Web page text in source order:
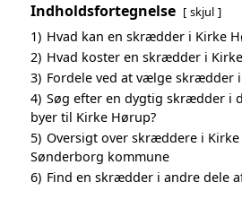
Indholdsfortegnelse skjul
1) Hvad kan en skrædder i Kirke
2) Hvad koster en skrædder i
3) Fordele ved at vælge skrædder
4) Søg efter en dygtig skrædder i
byer til Kirke Hørup?
5) Oversigt over skræddere i
Sønderborg kommune
6) Find en skrædder i andre dele